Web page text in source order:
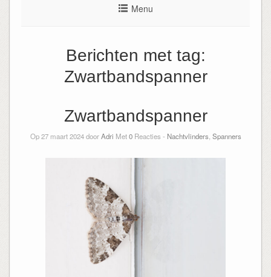
Menu
Berichten met tag:
Zwartbandspanner
Zwartbandspanner
Op 27 maart 2024 doorAdri Met0Reacties - Nachtvlinders Spanners